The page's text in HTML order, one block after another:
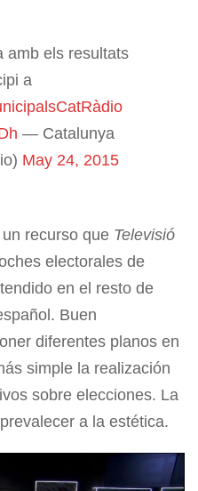
amb els resultats
a
— Catalunya
May 24, 2015
recurso que Televisió
electorales de
en el resto de
Buen
diferentes planos en
simple la realización
sobre elecciones. La
a la estética.